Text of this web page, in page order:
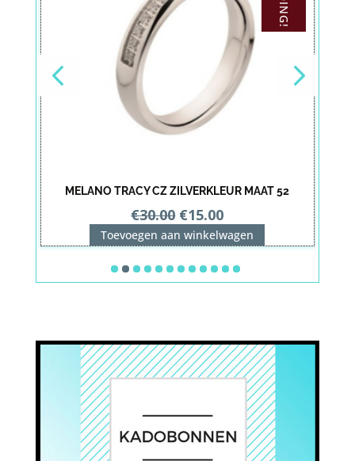
MELANO TRACY CZ ZILVERKLEUR MAAT 52
€30.00 Oorspronkelijke
prijs
€30.00.
€15.00Huidige
prijs
€15.00.
Toevoegen aan winkelwagen